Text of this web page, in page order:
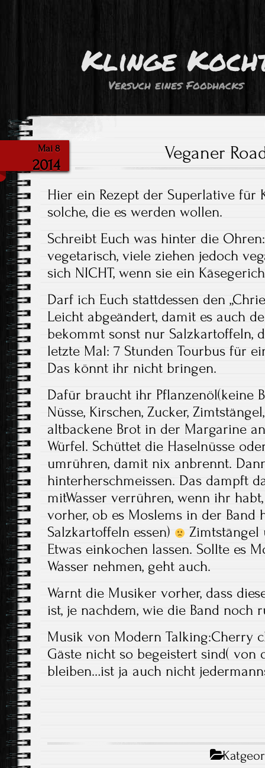
Klinge
Versuch eines Foodhacks
Mai 8
2014
Veganer
Hier ein Rezept der Superlative für
solche, die es werden wollen.
Schreibt Euch was hinter die
vegetarisch, viele ziehen jedoch
sich NICHT, wenn sie ein
Darf ich Euch stattdessen den
Leicht abgeändert, damit es auch
bekommt sonst nur Salzkartoffeln,
letzte Mal: 7 Stunden Tourbus für
Das könnt ihr nicht bringen.
Dafür braucht ihr Pflanzenöl(keine
Nüsse, Kirschen, Zucker,
altbackene Brot in der Margarine
Würfel. Schüttet die Haselnüsse
umrühren, damit nix anbrennt.
hinterherschmeissen. Das dampft
mitWasser verrühren, wenn ihr
vorher, ob es Moslems in der Band
Salzkartoffeln essen)
Zimtstängel
Etwas einkochen lassen. Sollte es
Wasser nehmen, geht auch.
Warnt die Musiker vorher, dass
ist, je nachdem, wie die Band noch
Musik von Modern Talking:Cherry
Gäste nicht so begeistert sind( von
bleiben…ist ja auch nicht